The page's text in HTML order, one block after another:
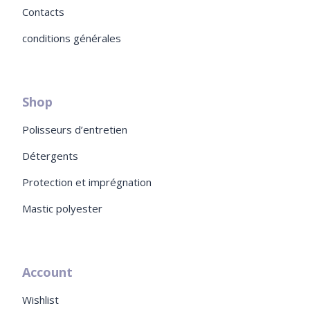
Contacts
conditions générales
Shop
Polisseurs d’entretien
Détergents
Protection et imprégnation
Mastic polyester
Account
Wishlist